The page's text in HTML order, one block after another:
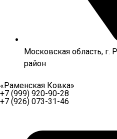
Московская область,
район
«Раменская Ковка»
+7 (999) 920-90-28
+7 (926) 073-31-46